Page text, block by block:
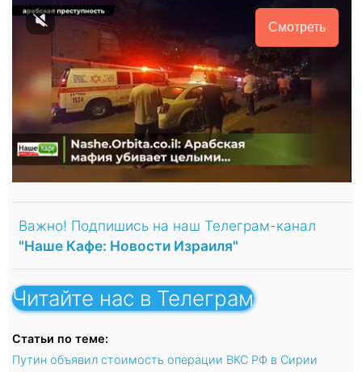
Смотреть
Важно! Подпишись на наш Телеграм-канал
"Наше Кафе: Новости Израиля"
Читайте нас в Телеграм
Статьи по теме:
Путин объявил стоимость операции ВКС РФ в Сирии